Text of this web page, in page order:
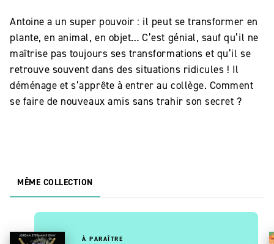
Antoine a un super pouvoir : il peut se transformer en
plante, en animal, en objet… C’est génial, sauf qu’il ne
maîtrise pas toujours ses transformations et qu’il se
retrouve souvent dans des situations ridicules ! Il
déménage et s’apprête à entrer au collège. Comment
se faire de nouveaux amis sans trahir son secret ?
MÊME COLLECTION
À PARAÎTRE